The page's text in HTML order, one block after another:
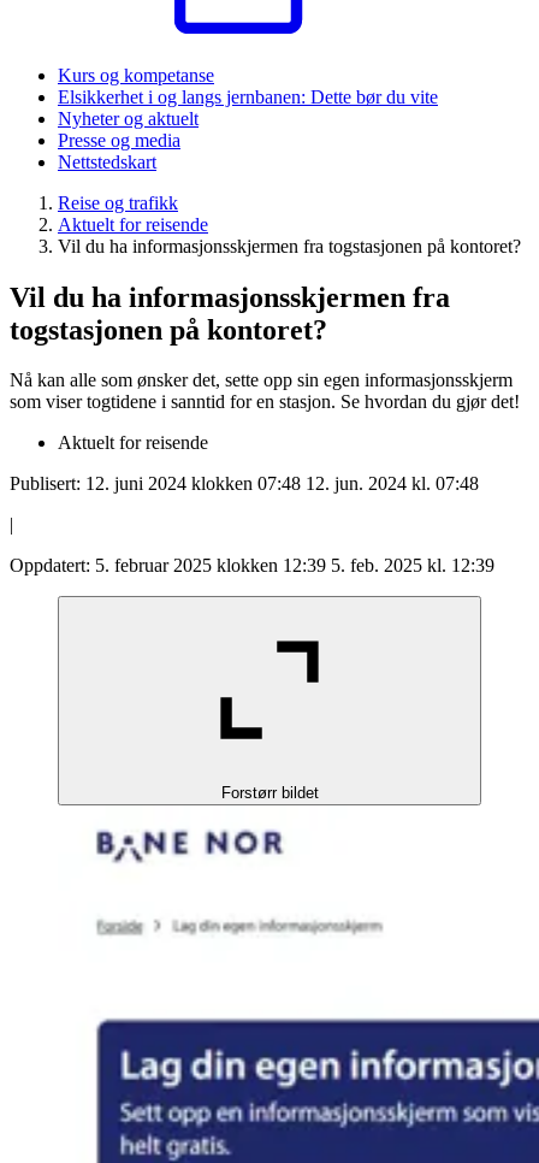
Kurs og kompetanse
Elsikkerhet i og langs jernbanen: Dette bør du vite
Nyheter og aktuelt
Presse og media
Nettstedskart
Reise og trafikk
Aktuelt for reisende
Vil du ha informasjonsskjermen fra togstasjonen på kontoret?
Vil du ha informasjonsskjermen fra
togstasjonen på kontoret?
Nå kan alle som ønsker det, sette opp sin egen informasjonsskjerm
som viser togtidene i sanntid for en stasjon. Se hvordan du gjør det!
Aktuelt for reisende
Publisert: 12. juni 2024 klokken 07:48 12. jun. 2024 kl. 07:48
|
Oppdatert: 5. februar 2025 klokken 12:39 5. feb. 2025 kl. 12:39
Forstørr bildet